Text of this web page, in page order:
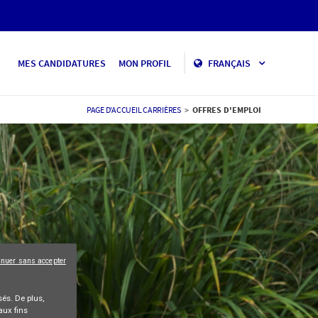
MES CANDIDATURES MON PROFIL FRANÇAIS
PAGE D'ACCUEIL CARRIÈRES > OFFRES D'EMPLOI
De plus,
fins
sans accepter